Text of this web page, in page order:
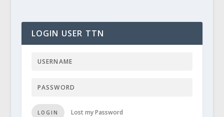
LOGIN USER TTN
LOGIN Lost my Password